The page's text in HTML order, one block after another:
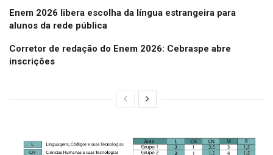
Enem 2026 libera escolha da língua estrangeira para
alunos da rede pública
Corretor de redação do Enem 2026: Cebraspe abre
inscrições